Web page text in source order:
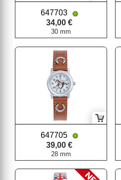
647703
34,00 €
30 mm
647705
39,00 €
28 mm